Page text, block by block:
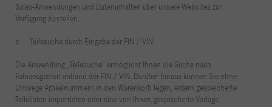
Sales-Anwendungen und Dateninhalten über unsere Websites zur
Verfügung zu stellen.
a. Teilesuche durch Eingabe der FIN / VIN
Die Anwendung „Teilesuche“ ermöglicht Ihnen die Suche nach
Fahrzeugteilen anhand der FIN / VIN. Darüber hinaus können Sie ohne
Umwege Artikelnummern in den Warenkorb legen, extern gespeicherte
Teilelisten importieren oder eine von Ihnen gespeicherte Vorlage